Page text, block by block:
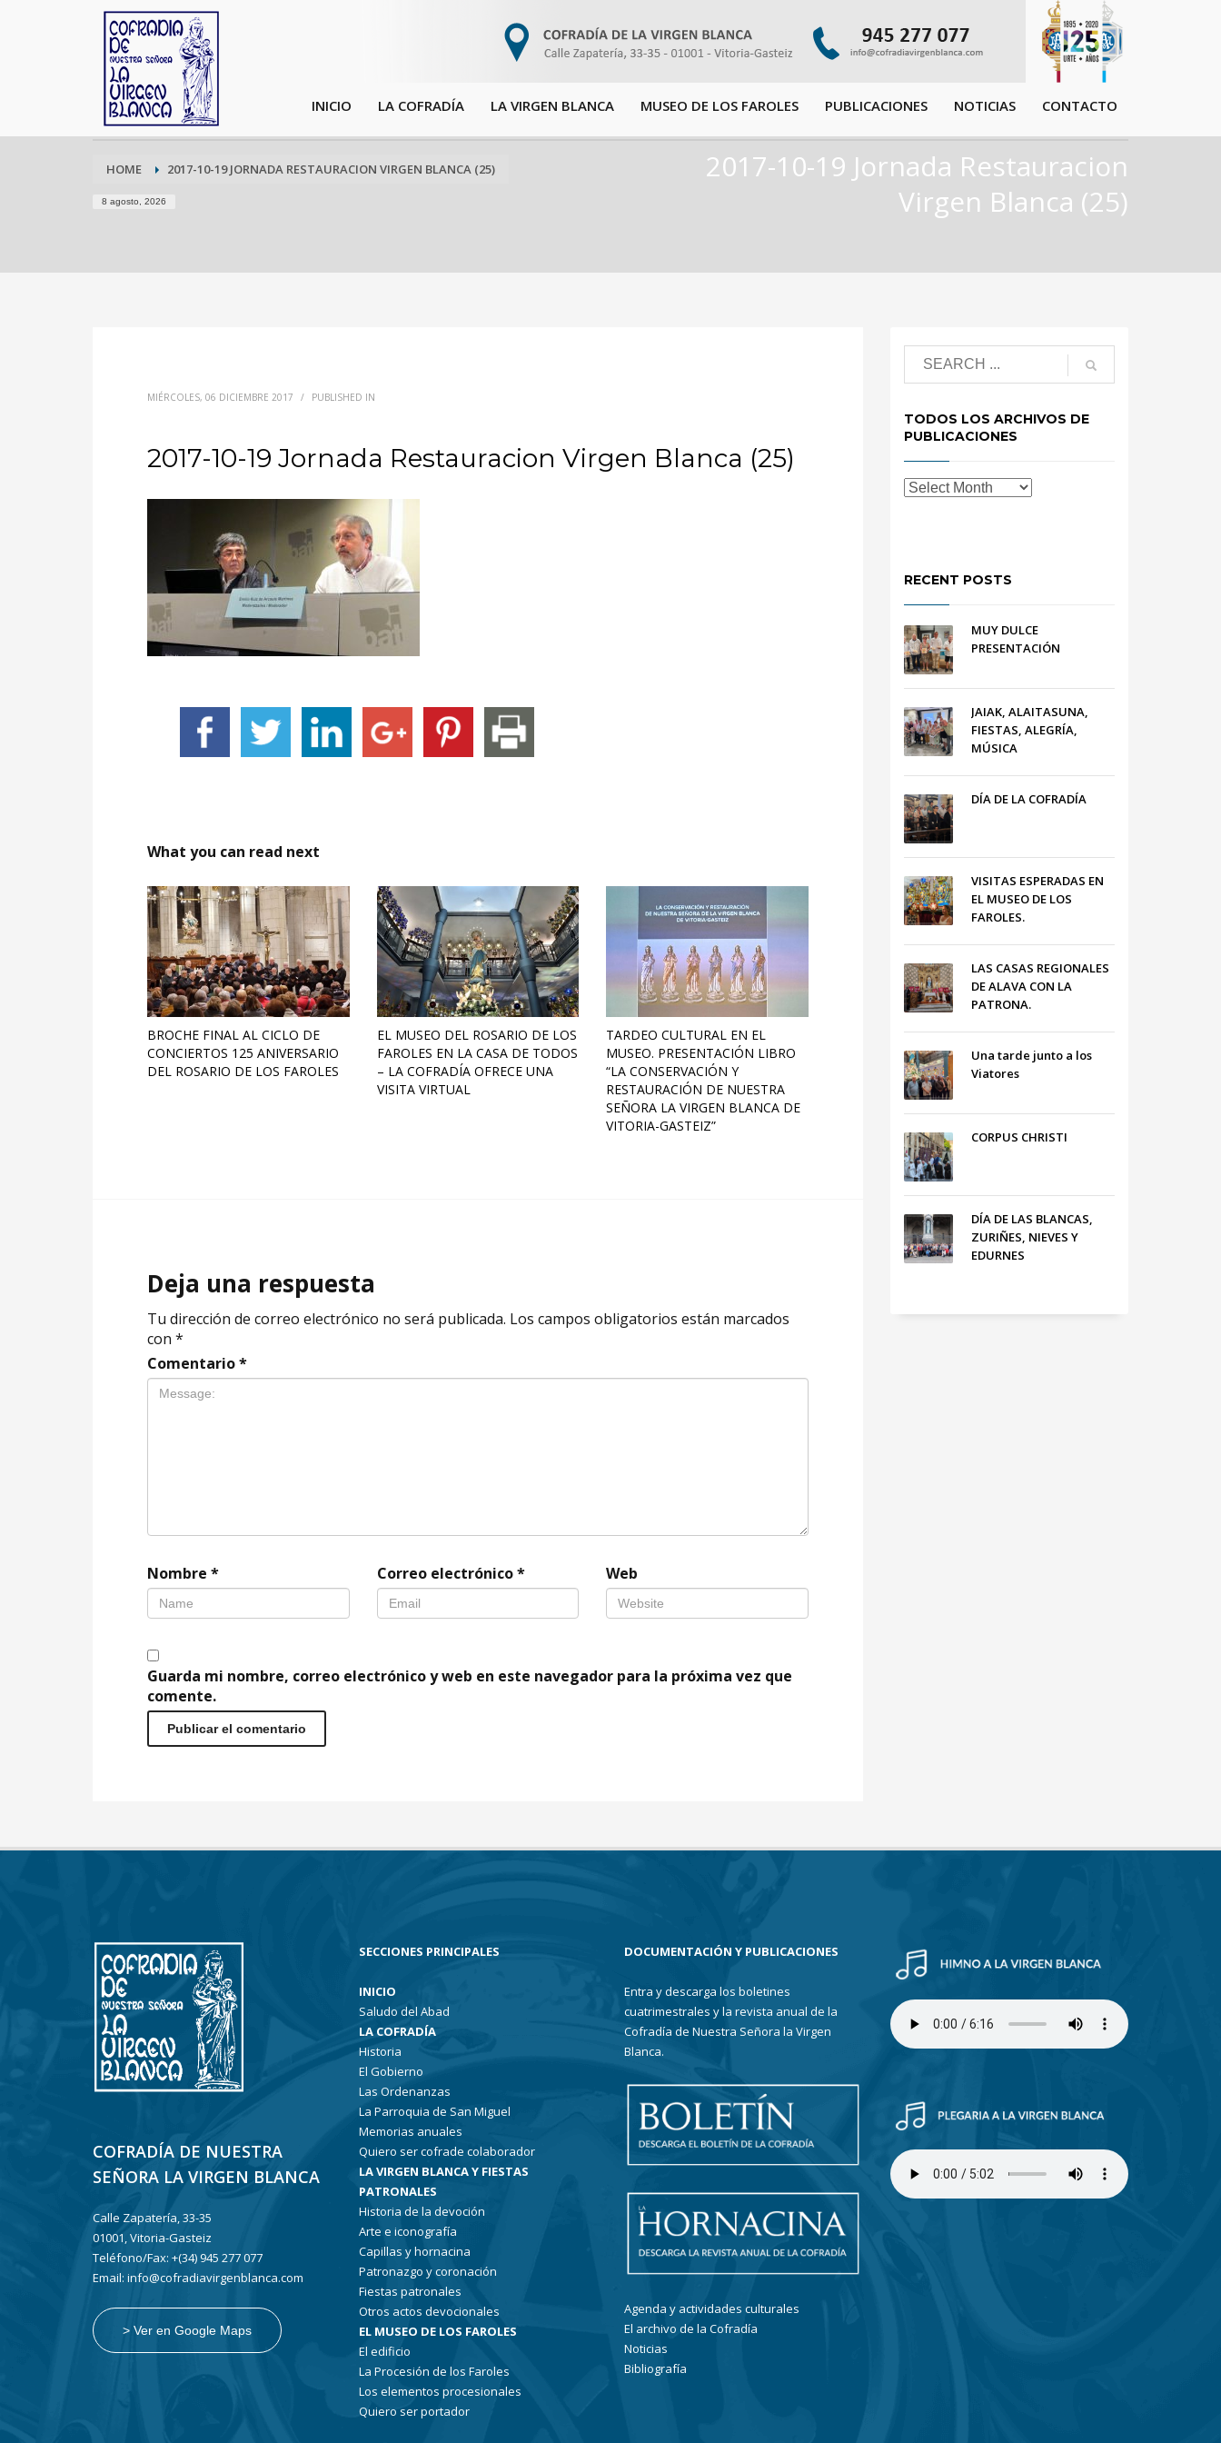
INICIO LA COFRADÍA LA VIRGEN BLANCA MUSEO DE LOS FAROLES PUBLICACIONES NOTICIAS CONTACTO
HOME 2017-10-19 JORNADA RESTAURACION VIRGEN BLANCA (25)
8 agosto, 2026
2017-10-19 Jornada Restauracion
Virgen Blanca (25)
MIÉRCOLES, 06 DICIEMBRE 2017 / PUBLISHED IN
2017-10-19 Jornada Restauracion Virgen Blanca (25)
What you can read next
BROCHE FINAL AL CICLO DE
CONCIERTOS 125 ANIVERSARIO
DEL ROSARIO DE LOS FAROLES
EL MUSEO DEL ROSARIO DE LOS
FAROLES EN LA CASA DE TODOS
– LA COFRADÍA OFRECE UNA
VISITA VIRTUAL
TARDEO CULTURAL EN EL
MUSEO. PRESENTACIÓN LIBRO
“LA CONSERVACIÓN Y
RESTAURACIÓN DE NUESTRA
SEÑORA LA VIRGEN BLANCA DE
VITORIA-GASTEIZ”
Deja una respuesta
Tu dirección de correo electrónico no será publicada. Los campos obligatorios están marcados
con *
Comentario*
Nombre * Correo electrónico* Web
Guarda mi nombre, correo electrónico y web en este navegador para la próxima vez que
comente.
TODOS LOS ARCHIVOS DE
PUBLICACIONES
RECENT POSTS
MUY DULCE
PRESENTACIÓN
JAIAK, ALAITASUNA,
FIESTAS, ALEGRÍA,
MÚSICA
DÍA DE LA COFRADÍA
VISITAS ESPERADAS EN
EL MUSEO DE LOS
FAROLES.
LAS CASAS REGIONALES
DE ALAVA CON LA
PATRONA.
Una tarde junto a los
Viatores
CORPUS CHRISTI
DÍA DE LAS BLANCAS,
ZURIÑES, NIEVES Y
EDURNES
COFRADÍA DE NUESTRA
SEÑORA LA VIRGEN BLANCA
Calle Zapatería, 33-35
01001, Vitoria-Gasteiz
Teléfono/Fax: +(34) 945 277 077
Email: info@cofradiavirgenblanca.com
> Ver en Google Maps
SECCIONES PRINCIPALES
INICIO
Saludo del Abad
LA COFRADÍA
Historia
El Gobierno
Las Ordenanzas
La Parroquia de San Miguel
Memorias anuales
Quiero ser cofrade colaborador
LA VIRGEN BLANCA Y FIESTAS
PATRONALES
Historia de la devoción
Arte e iconografía
Capillas y hornacina
Patronazgo y coronación
Fiestas patronales
Otros actos devocionales
EL MUSEO DE LOS FAROLES
El edificio
La Procesión de los Faroles
Los elementos procesionales
Quiero ser portador
DOCUMENTACIÓN Y PUBLICACIONES
Entra y descarga los boletines
cuatrimestrales y la revista anual de la
Cofradía de Nuestra Señora la Virgen
Blanca.
Agenda y actividades culturales
El archivo de la Cofradía
Noticias
Bibliografía